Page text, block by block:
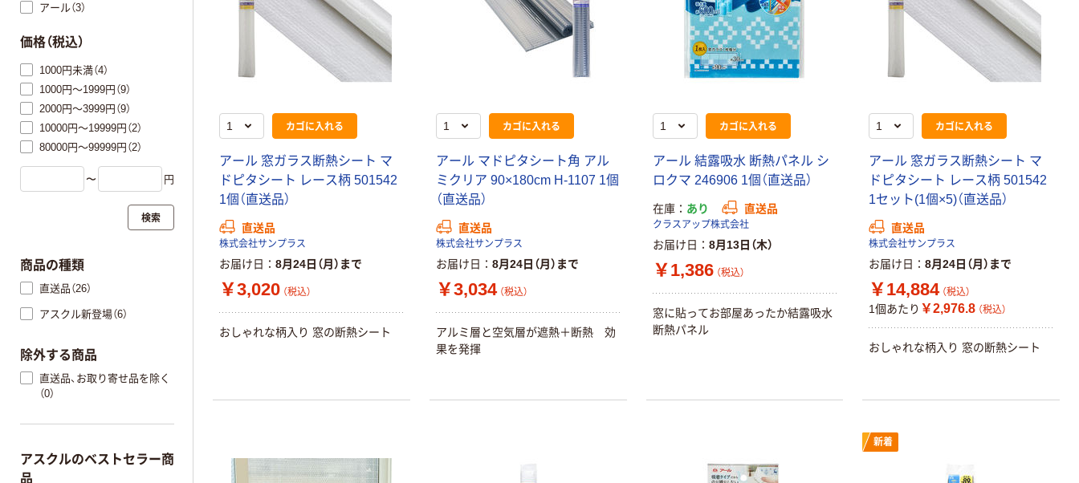
カゴに入れる
アール 窓ガラス断熱シート マ
ドピタシート レース柄 501542
1個（直送品）
直送品
株式会社サンプラス
お届け日 8月24日（月）まで
￥3,020 （税込）
おしゃれな柄入り 窓の断熱シート
カゴに入れる
アール マドピタシート角 アル
ミクリア 90×180cm H-1107 1個
（直送品）
直送品
株式会社サンプラス
お届け日 8月24日（月）まで
￥3,034 （税込）
アルミ層と空気層が遮熱＋断熱 効
果を発揮
カゴに入れる
アール 結露吸水 断熱パネル シ
ロクマ 246906 1個（直送品）
在庫 あり 直送品
クラスアップ株式会社
お届け日 8月13日（木）
￥1,386 （税込）
窓に貼ってお部屋あったか結露吸水
断熱パネル
カゴに入れる
アール 窓ガラス断熱シート マ
ドピタシート レース柄 501542
1セット(1個×5)（直送品）
直送品
株式会社サンプラス
お届け日 8月24日（月）まで
￥14,884 （税込）
1個あたり ￥2,976.8 （税込）
おしゃれな柄入り 窓の断熱シート
新着
アール（3）
価格（税込）
1000円未満（4）
1000円～1999円（9）
2000円～3999円（9）
10000円～19999円（2）
80000円～99999円（2）
〜 円
検索
商品の種類
直送品（26）
アスクル新登場（6）
除外する商品
直送品、お取り寄せ品を除く
（0）
アスクルのベストセラー商
品